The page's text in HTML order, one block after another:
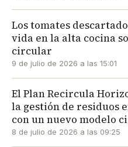
Los tomates
vida en la alta cocina
circular
9 de julio de 2026 a las 15:01
El Plan Recircula
la gestión de residuos
con un nuevo modelo
8 de julio de 2026 a las 09:25